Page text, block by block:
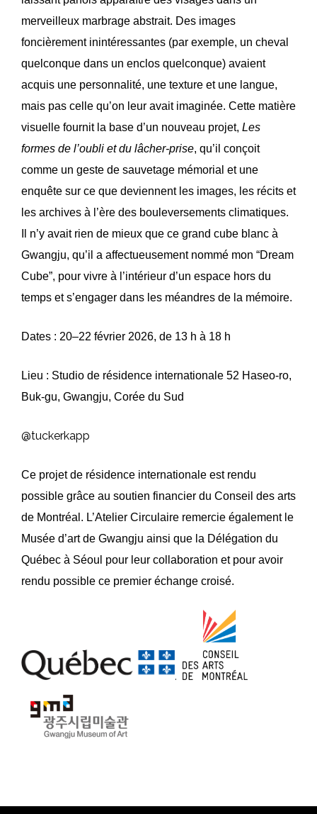
merveilleux marbrage abstrait. Des images
foncièrement inintéressantes (par exemple, un cheval
quelconque dans un enclos quelconque) avaient
acquis une personnalité, une texture et une langue,
mais pas celle qu’on leur avait imaginée. Cette matière
visuelle fournit la base d’un nouveau projet, Les
formes de l’oubli et du lâcher-prise, qu’il conçoit
comme un geste de sauvetage mémorial et une
enquête sur ce que deviennent les images, les récits et
les archives à l’ère des bouleversements climatiques.
Il n’y avait rien de mieux que ce grand cube blanc à
Gwangju, qu’il a affectueusement nommé mon “Dream
Cube”, pour vivre à l’intérieur d’un espace hors du
temps et s’engager dans les méandres de la mémoire.
Dates : 20–22 février 2026, de 13 h à 18 h
Lieu : Studio de résidence internationale 52 Haseo-ro,
Buk-gu, Gwangju, Corée du Sud
@tuckerkapp
Ce projet de résidence internationale est rendu
possible grâce au soutien financier du Conseil des arts
de Montréal. L’Atelier Circulaire remercie également le
Musée d’art de Gwangju ainsi que la Délégation du
Québec à Séoul pour leur collaboration et pour avoir
rendu possible ce premier échange croisé.
.
navigation